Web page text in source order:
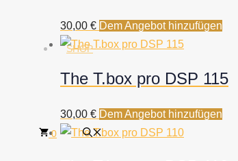
SHOP
0
30,00 € Dem Angebot hinzufügen
The T.box pro DSP 115
30,00 € Dem Angebot hinzufügen